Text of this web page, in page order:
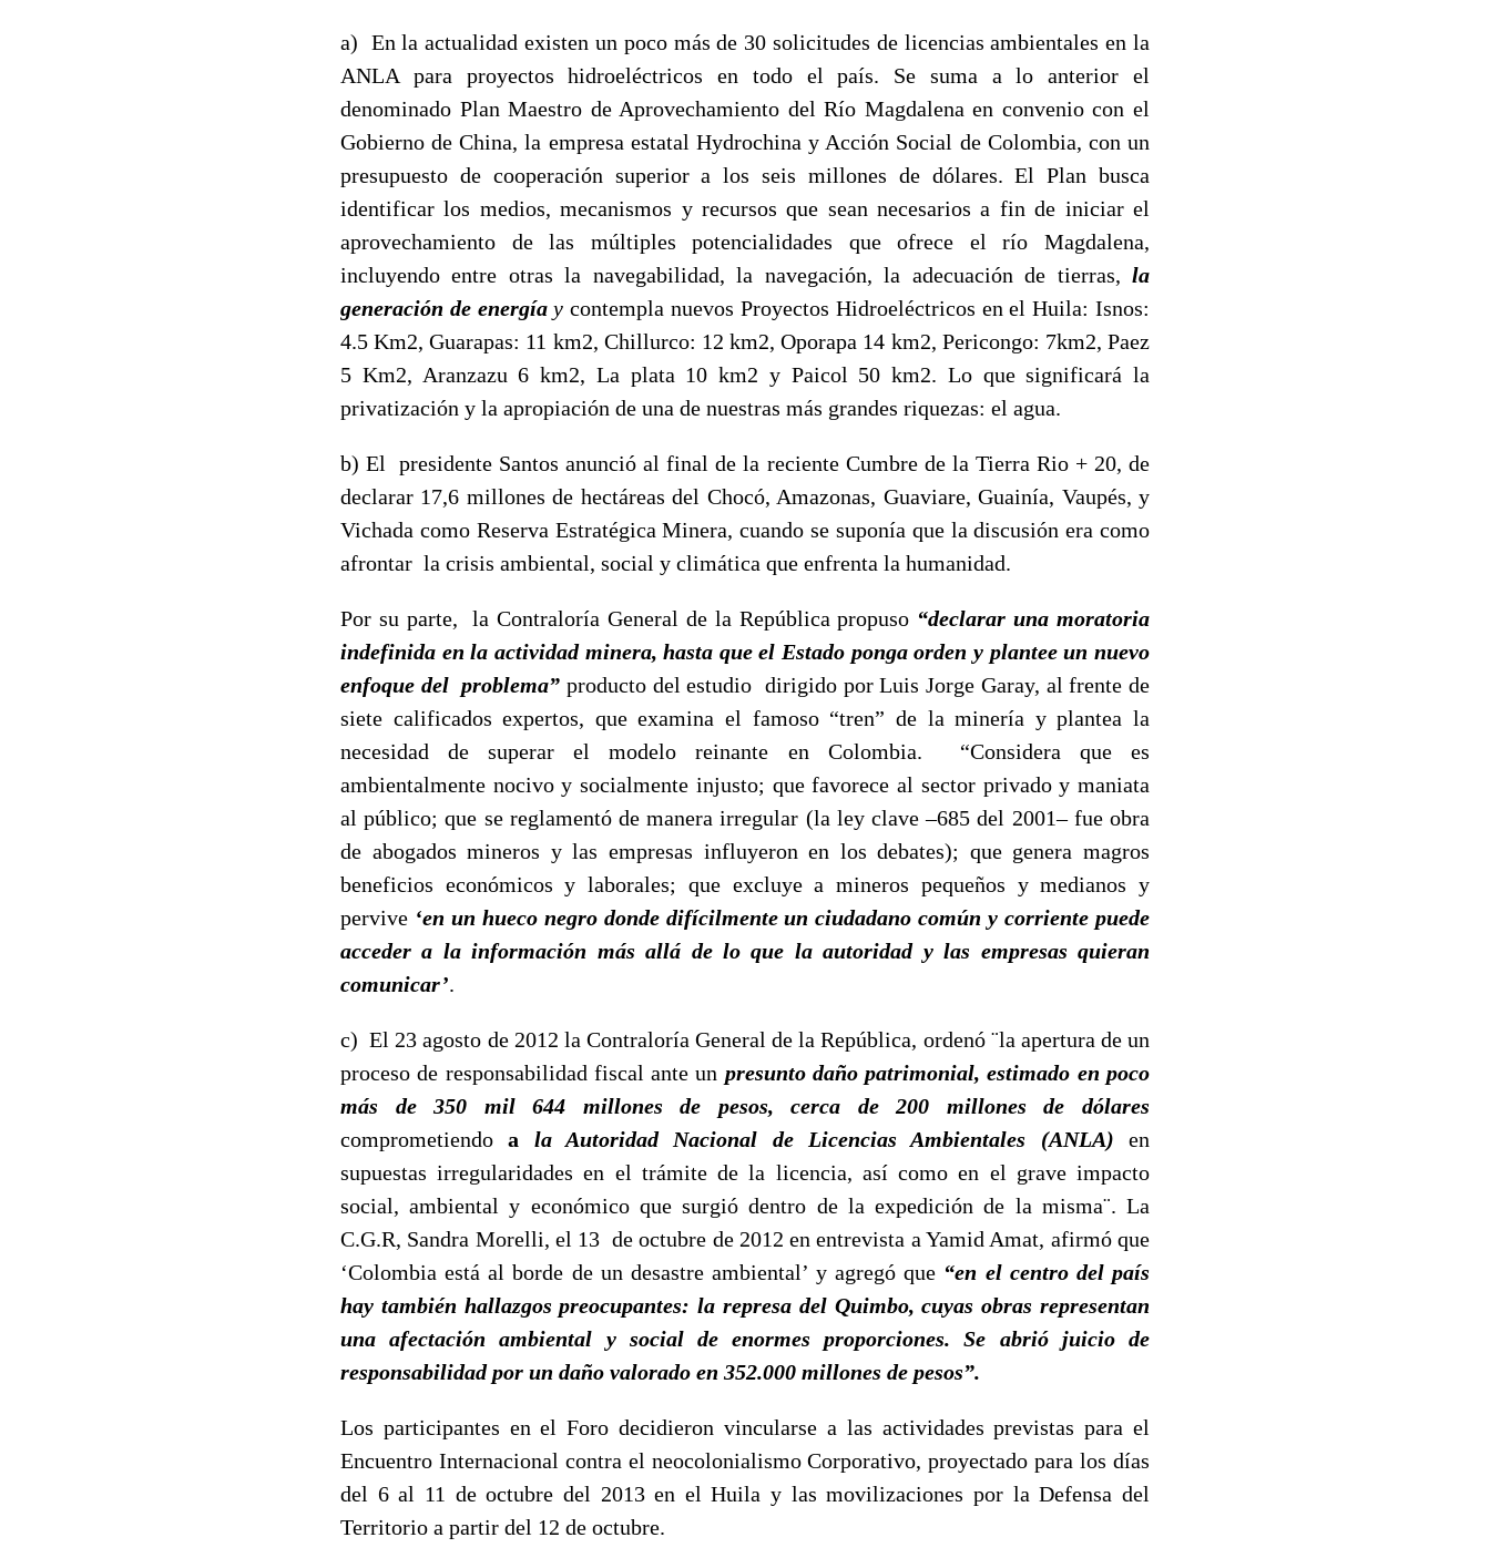
a) En la actualidad existen un poco más de 30 solicitudes de licencias ambientales en la
ANLA para proyectos hidroeléctricos en todo el país. Se suma a lo anterior el
denominado Plan Maestro de Aprovechamiento del Río Magdalena en convenio con el
Gobierno de China, la empresa estatal Hydrochina y Acción Social de Colombia, con un
presupuesto de cooperación superior a los seis millones de dólares. El Plan busca
identificar los medios, mecanismos y recursos que sean necesarios a fin de iniciar el
aprovechamiento de las múltiples potencialidades que ofrece el río Magdalena,
incluyendo entre otras la navegabilidad, la navegación, la adecuación de tierras, la
generación de energíaycontempla nuevos Proyectos Hidroeléctricos en el Huila: Isnos:
4.5 Km2, Guarapas: 11 km2, Chillurco: 12 km2, Oporapa 14 km2, Pericongo: 7km2, Paez
5 Km2, Aranzazu 6 km2, La plata 10 km2 y Paicol 50 km2. Lo que significará la
privatización y la apropiación de una de nuestras más grandes riquezas: el agua.
b) El presidente Santos anunció al final de la reciente Cumbre de la Tierra Rio + 20, de
declarar 17,6 millones de hectáreas del Chocó, Amazonas, Guaviare, Guainía, Vaupés, y
Vichada como Reserva Estratégica Minera, cuando se suponía que la discusión era como
afrontar la crisis ambiental, social y climática que enfrenta la humanidad.
Por su parte, la Contraloría General de la República propuso “declarar una moratoria
indefinida en la actividad minera, hasta que el Estado ponga orden y plantee un nuevo
enfoque del problema” producto del estudio dirigido por Luis Jorge Garay, al frente de
siete calificados expertos, que examina el famoso “tren” de la minería y plantea la
necesidad de superar el modelo reinante en Colombia. “Considera que es
ambientalmente nocivo y socialmente injusto; que favorece al sector privado y maniata
al público; que se reglamentó de manera irregular (la ley clave –685 del 2001– fue obra
de abogados mineros y las empresas influyeron en los debates); que genera magros
beneficios económicos y laborales; que excluye a mineros pequeños y medianos y
pervive ‘en un hueco negro donde difícilmente un ciudadano común y corriente puede
acceder a la información más allá de lo que la autoridad y las empresas quieran
comunicar’.
c) El 23 agosto de 2012 la Contraloría General de la República, ordenó ¨la apertura de un
proceso de responsabilidad fiscal ante un presunto daño patrimonial, estimado en poco
más de 350 mil 644 millones de pesos, cerca de 200 millones de dólares
comprometiendo
a la Autoridad Nacional de Licencias Ambientales (ANLA) en
supuestas irregularidades en el trámite de la licencia, así como en el grave impacto
social, ambiental y económico que surgió dentro de la expedición de la misma¨. La
C.G.R, Sandra Morelli, el 13 de octubre de 2012 en entrevista a Yamid Amat, afirmó que
‘Colombia está al borde de un desastre ambiental’ y agregó que “en el centro del país
hay también hallazgos preocupantes: la represa del Quimbo, cuyas obras representan
una afectación ambiental y social de enormes proporciones. Se abrió juicio de
responsabilidad por un daño valorado en 352.000 millones de pesos”.
Los participantes en el Foro decidieron vincularse a las actividades previstas para el
Encuentro Internacional contra el neocolonialismo Corporativo, proyectado para los días
del 6 al 11 de octubre del 2013 en el Huila y las movilizaciones por la Defensa del
Territorio a partir del 12 de octubre.